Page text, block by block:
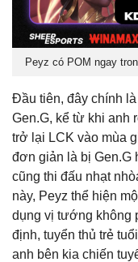
Peyz có POM ngay
Đầu tiên, đây chính
Gen.G, kể từ khi anh
trở lại LCK vào mùa
đơn giản là bị Gen.G
cũng thi đấu nhạt
này, Peyz thể hiện
dụng vị tướng không
định, tuyển thủ trẻ
anh bên kia chiến